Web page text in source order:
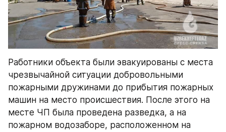
Работники объекта были эвакуированы с места
чрезвычайной ситуации добровольными
пожарными дружинами до прибытия пожарных
машин на место происшествия. После этого на
месте ЧП была проведена разведка, а на
пожарном водозаборе, расположенном на